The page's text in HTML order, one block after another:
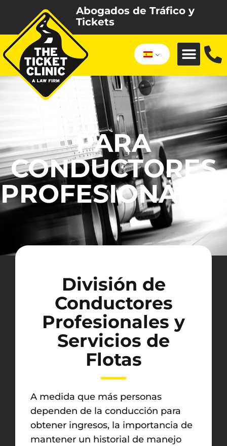
Abogados de Tráfico y
Tickets
PARA
CONDUCTORES
PROFESIONALES
División de
Conductores
Profesionales y
Servicios de
Flotas
A medida que más personas
dependen de la conducción para
obtener ingresos, la importancia de
mantener un historial de manejo